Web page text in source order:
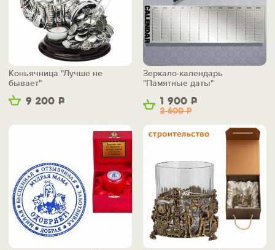
9 200 Р
Коньячница "Лучше не
бывает"
1 900 Р
2 600Р
Зеркало-календарь
"Памятные даты"